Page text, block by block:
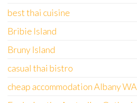
best thai cuisine
Bribie Island
Bruny Island
casual thai bistro
cheap accommodation Albany WA